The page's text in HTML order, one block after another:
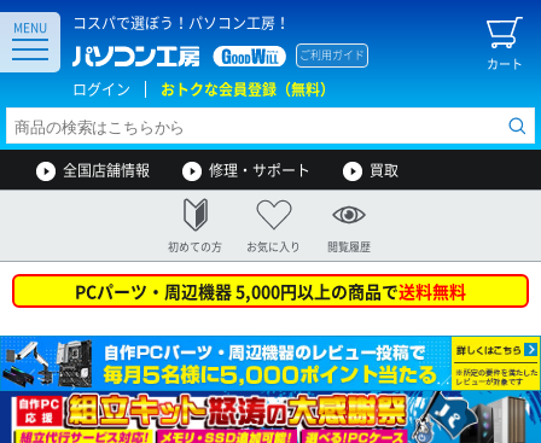
コスパで選ぼう！パソコン工房！
カート
ご利用ガイド
ログイン おトクな会員登録（無料）
MENU
全国店舗情報 修理・サポート 買取
初めての方 お気に入り 閲覧履歴
PCパーツ・周辺機器 5,000円以上の商品で送料無料